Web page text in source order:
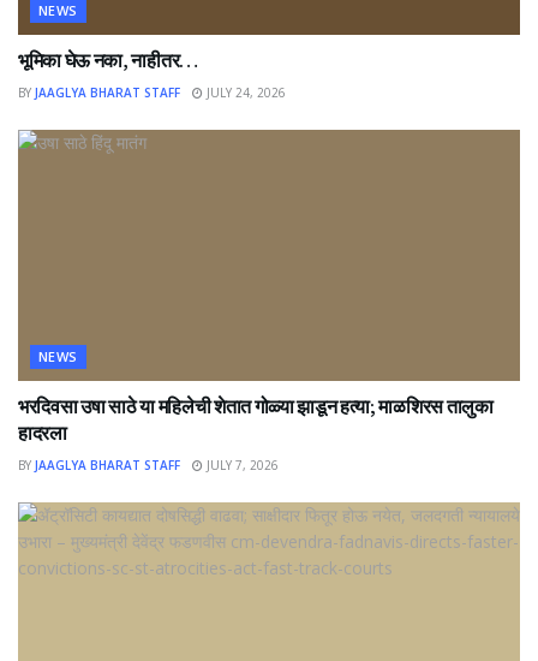
NEWS
भूमिका घेऊ नका, नाहीतर…
BY JAAGLYA BHARAT STAFF JULY 24, 2026
NEWS
भरदिवसा उषा साठे या महिलेची शेतात गोळ्या झाडून हत्या; माळशिरस तालुका
हादरला
BY JAAGLYA BHARAT STAFF JULY 7, 2026